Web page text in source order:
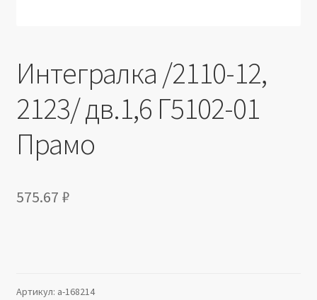
Интегралка /2110-12,
2123/ дв.1,6 Г5102-01
Прамо
575.67 ₽
Артикул: a-168214